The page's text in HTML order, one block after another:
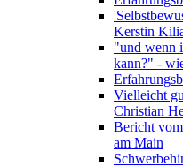
Kerstin
"und wenn
kann?" -
Vielleicht
Christian
Bericht
am Main